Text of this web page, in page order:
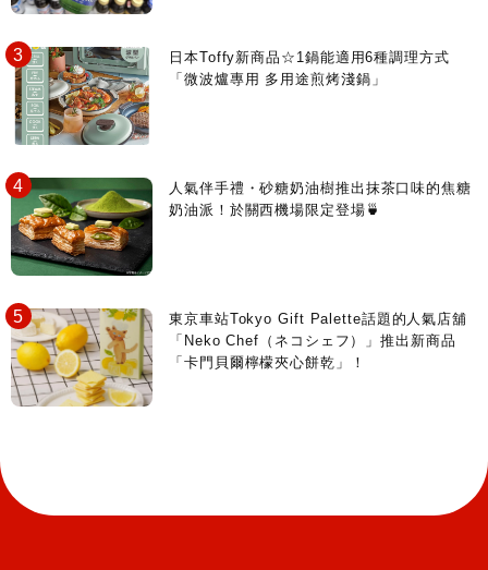
日本Toffy新商品☆1鍋能適用6種調理方式
「微波爐專用 多用途煎烤淺鍋」
人氣伴手禮・砂糖奶油樹推出抹茶口味的焦糖
奶油派！於關西機場限定登場🍵
東京車站Tokyo Gift Palette話題的人氣店舖
「Neko Chef（ネコシェフ）」推出新商品
「卡門貝爾檸檬夾心餅乾」！